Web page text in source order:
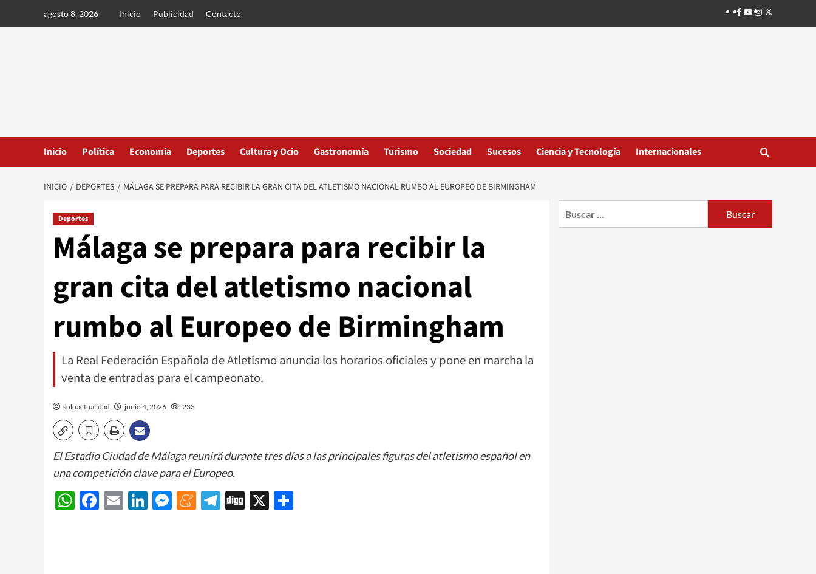
agosto 8, 2026 Inicio Publicidad Contacto Facebook
Youtube
Instagram
Twitter
Inicio Política Economía Deportes Cultura y Ocio Gastronomía Turismo Sociedad Sucesos Ciencia y Tecnología Internacionales
INICIO DEPORTES MÁLAGA SE PREPARA PARA RECIBIR LA GRAN CITA DEL ATLETISMO NACIONAL RUMBO AL EUROPEO DE BIRMINGHAM
Deportes
Málaga se prepara para recibir la
gran cita del atletismo nacional
rumbo al Europeo de Birmingham
La Real Federación Española de Atletismo anuncia los horarios oficiales y pone en marcha la
venta de entradas para el campeonato.
soloactualidad junio 4, 2026 233
El Estadio Ciudad de Málaga reunirá durante tres días a las principales figuras del atletismo español en
una competición clave para el Europeo.
WhatsApp
Facebook
EmailLinkedIn
Messenger
Meneame
Telegram
Digg
X